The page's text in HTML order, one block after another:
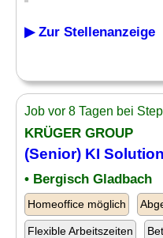
▶ Zur Stellenanzeige
Job vor 8 Tagen bei
KRÜGER GROUP
(Senior) KI
• Bergisch Gladbach
Homeoffice möglich
Flexible Arbeitszeiten